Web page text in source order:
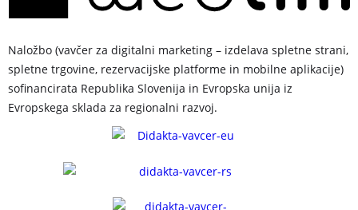
Naložbo (vavčer za digitalni marketing – izdelava spletne strani,
spletne trgovine, rezervacijske platforme in mobilne aplikacije)
sofinancirata Republika Slovenija in Evropska unija iz
Evropskega sklada za regionalni razvoj.